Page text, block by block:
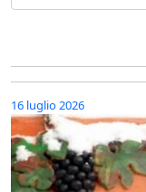
16 luglio 2026